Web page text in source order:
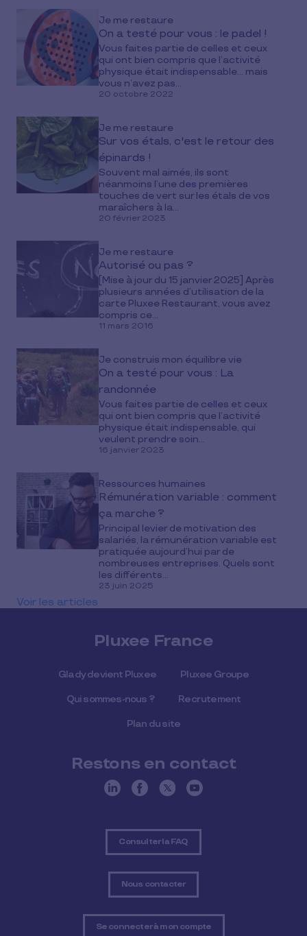
Je me restaure
On a testé pour vous : le padel !
Vous faites partie de celles et ceux
qui ont bien compris que l’activité
physique était indispensable… mais
vous n’avez pas...
20 octobre 2022
Je me restaure
Sur vos étals, c'est le retour des
épinards !
Souvent mal aimés, ils sont
néanmoins l’une des premières
touches de vert sur les étals de vos
maraîchers à la...
20 février 2023
Je me restaure
Autorisé ou pas ?
[Mise à jour du 15 janvier 2025] Après
plusieurs années d’utilisation de la
carte Pluxee Restaurant, vous avez
compris ce...
11 mars 2016
Je construis mon équilibre vie
On a testé pour vous : La
randonnée
Vous faites partie de celles et ceux
qui ont bien compris que l’activité
physique était indispensable, qui
veulent prendre soin...
16 janvier 2023
Ressources humaines
Rémunération variable : comment
ça marche ?
Principal levier de motivation des
salariés, la rémunération variable est
pratiquée aujourd’hui par de
nombreuses entreprises. Quels sont
les différents...
23 juin 2025
Voir les articles
Pluxee France
Glady devient Pluxee Pluxee Groupe
Qui sommes-nous ? Recrutement
Plan du site
Restons en contact
Consulter la FAQ
Nous contacter
Se connecter à mon compte